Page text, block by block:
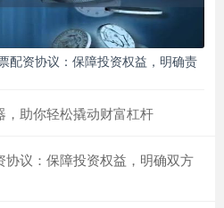
配资协议：保障投资权益，明确责
助你轻松撬动财富杠杆
议：保障投资权益，明确双方